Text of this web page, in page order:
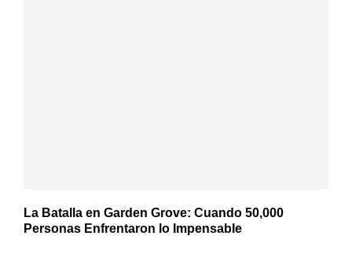
La Batalla en Garden Grove: Cuando 50,000
Personas Enfrentaron lo Impensable